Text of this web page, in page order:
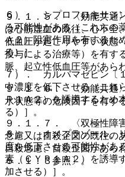
６）． シプロフロキサシ
る可能性がある（これらの
Ａ２）阻害作用を有するた
る）］。
７）． カルバマゼピン〔
中濃度を低下させる（これ
Ｐ１Ａ２）を誘導するため
る）］。
８）． オメプラゾール、
度を低下させる可能性があ
素（ＣＹＰ１Ａ２）を誘導
加させる）］。
９．１．５． 〈効能共通
は心筋虚血の既往、心不全
低血圧が起こりやすい状態
投与による治療等）を有す
脈、起立性低血圧等があら
９．１．６． 〈効能共通
水状態等の危険因子を有す
９．１．７． 〈双極性障
念慮又は自殺企図の既往の
自殺念慮、自殺企図があら
５．１．３参照〕。